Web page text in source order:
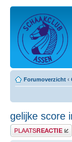
Forumoverzicht ‹
gelijke score
Plaats een reactie